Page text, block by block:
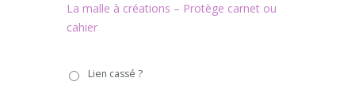
La malle à créations – Protège carnet ou
cahier
casséLien cassé ?